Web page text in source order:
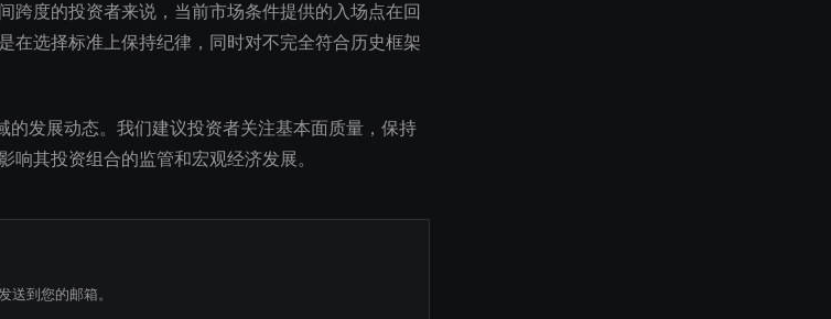
跨度的投资者来说，当前市场条件提供的入场点在回
在选择标准上保持纪律，同时对不完全符合历史框架
的发展动态。我们建议投资者关注基本面质量，保持
响其投资组合的监管和宏观经济发展。
送到您的邮箱。